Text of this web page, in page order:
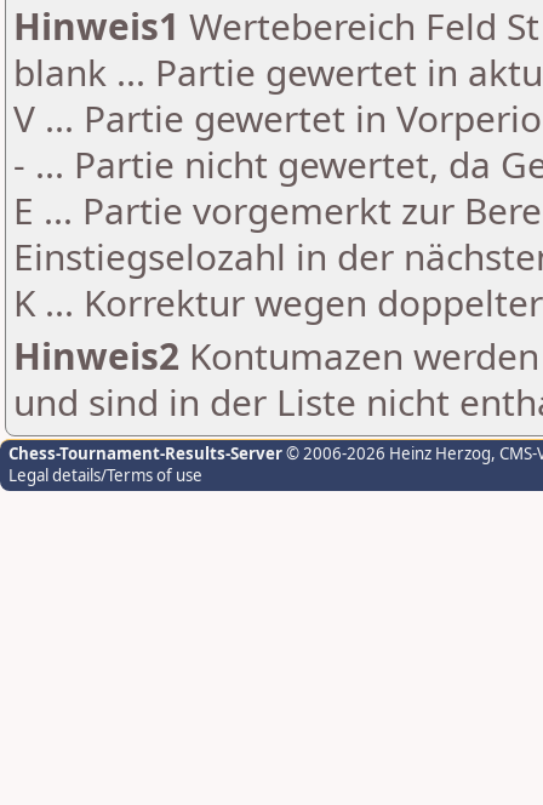
Hinweis1 Wertebereich Feld
blank ... Partie gewertet in
V ... Partie gewertet in
- ... Partie nicht gewertet, da
E ... Partie vorgemerkt zur
Einstiegselozahl in der
K ... Korrektur wegen
Hinweis2 Kontumazen
und sind in der Liste nicht
Chess-Tournament-Results-Server© 2006-2026 Heinz Herzog,
Legal details/Terms of use